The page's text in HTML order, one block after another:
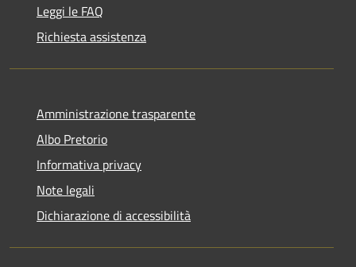
Leggi le FAQ
Richiesta assistenza
Amministrazione trasparente
Albo Pretorio
Informativa privacy
Note legali
Dichiarazione di accessibilità